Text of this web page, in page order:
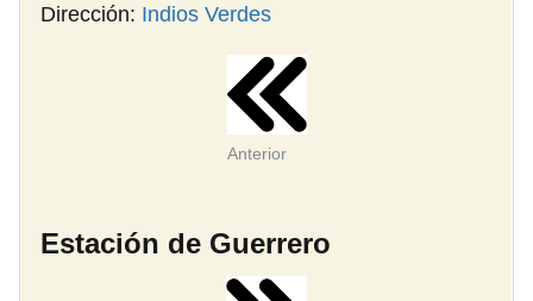
Dirección: Indios Verdes
Anterior
Estación de Guerrero